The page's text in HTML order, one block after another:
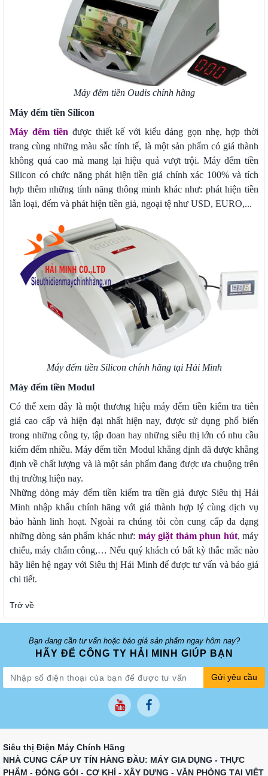
Máy đếm tiền Oudis chính hãng
Máy đếm tiền Silicon
Máy đếm tiền được thiết kế với kiểu dáng gọn nhẹ, hợp thời
trang cùng những màu sắc tính tế, là một sản phẩm có giá thành
không quá cao mà mang lại hiệu quả vượt trội. Máy đếm tiền
Silicon có chức năng phát hiện tiền giả chính xác 100% và tích
hợp thêm những tính năng thông minh khác như: phát hiện tiền
lẫn loại, đếm và phát hiện tiền giả, ngoại tệ như USD, EURO,...
Máy đếm tiền Silicon chính hãng tại Hải Minh
Máy đếm tiền Modul
Có thể xem đây là một thương hiệu máy đếm tiền kiểm tra tiên
giả cao cấp và hiện đại nhất hiện nay, được sử dụng phổ biến
trong những công ty, tập đoan hay những siêu thị lớn có nhu cầu
kiểm đếm nhiều. Máy đếm tiền Modul khẳng định đã được khẳng
định về chất lượng và là một sản phẩm đang được ưa chuộng trên
thị trường hiện nay.
Những dòng máy đếm tiền kiểm tra tiền giả được Siêu thị Hải
Minh nhập khẩu chính hãng với giá thành hợp lý cùng dịch vụ
bảo hành linh hoạt. Ngoài ra chúng tôi còn cung cấp đa dạng
những dòng sản phẩm khác như: máy giặt thảm phun hút, máy
chiếu, máy chấm công,… Nếu quý khách có bất kỳ thắc mắc nào
hãy liên hệ ngay với Siêu thj Hải Minh để được tư vấn và báo giá
chi tiết.
Trở về
Bạn đang cần tư vấn hoặc báo giá sản phẩm ngay hôm nay?
HÃY ĐỂ CÔNG TY HẢI MINH GIÚP BẠN
Gửi yêu cầu
Siêu thị Điện Máy Chính Hãng
NHÀ CUNG CẤP UY TÍN HÀNG ĐẦU: MÁY GIA DỤNG - THỰC
PHẨM - ĐÓNG GÓI - CƠ KHÍ - XÂY DỰNG - VĂN PHÒNG TẠI VIỆT